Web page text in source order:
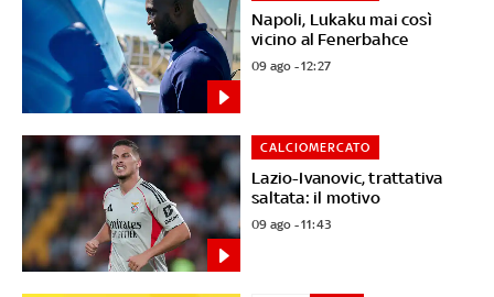
Napoli, Lukaku mai così
vicino al Fenerbahce
09 ago - 12:27
Lazio-Ivanovic, trattativa
saltata: il motivo
CALCIOMERCATO
09 ago - 11:43